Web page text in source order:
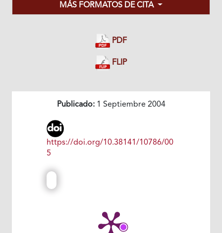
MÁS FORMATOS DE CITA
PDF
FLIP
Publicado:1 Septiembre 2004
https://doi.org/10.38141/10786/00
5